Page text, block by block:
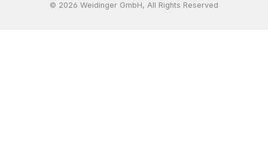
© 2026 Weidinger GmbH, All Rights Reserved